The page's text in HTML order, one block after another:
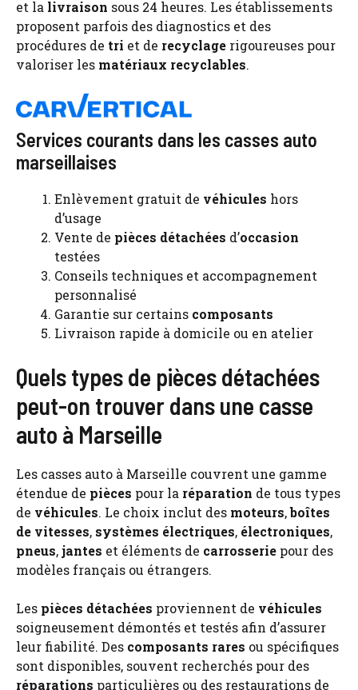
et la livraison sous 24 heures. Les établissements
proposent parfois des diagnostics et des
procédures de tri et de recyclage rigoureuses pour
valoriser les matériaux recyclables.
Services courants dans les casses auto
marseillaises
Enlèvement gratuit de véhicules hors
d’usage
Vente de pièces détachées d’occasion
testées
Conseils techniques et accompagnement
personnalisé
Garantie sur certains composants
Livraison rapide à domicile ou en atelier
Quels types de pièces détachées
peut-on trouver dans une casse
auto à Marseille
Les casses auto à Marseille couvrent une gamme
étendue de pièces pour la réparation de tous types
de véhicules. Le choix inclut des moteurs,boîtes
de vitesses, systèmes électriques, électroniques,
pneus,jantes et éléments de carrosserie pour des
modèles français ou étrangers.
Les pièces détachées proviennent de véhicules
soigneusement démontés et testés afin d’assurer
leur fiabilité. Des composants rares ou spécifiques
sont disponibles, souvent recherchés pour des
réparations particulières ou des restaurations de